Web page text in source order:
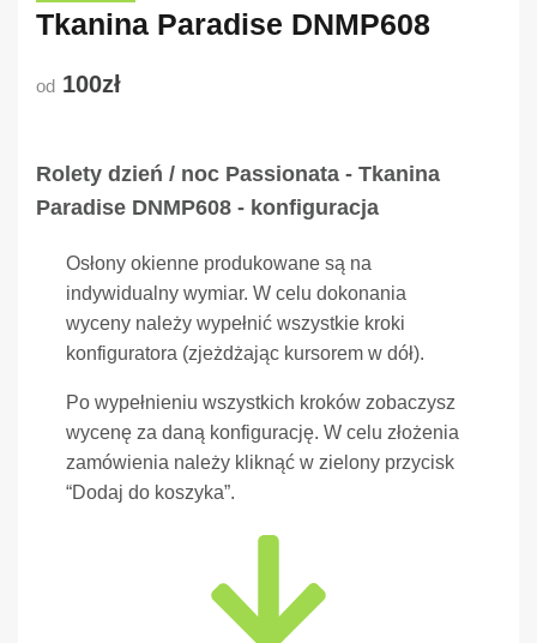
Tkanina Paradise DNMP608
od 100zł
Rolety dzień / noc Passionata - Tkanina
Paradise DNMP608 - konfiguracja
Osłony okienne produkowane są na
indywidualny wymiar. W celu dokonania
wyceny należy wypełnić wszystkie kroki
konfiguratora (zjeżdżając kursorem w dół).
Po wypełnieniu wszystkich kroków zobaczysz
wycenę za daną konfigurację. W celu złożenia
zamówienia należy kliknąć w zielony przycisk
“Dodaj do koszyka”.